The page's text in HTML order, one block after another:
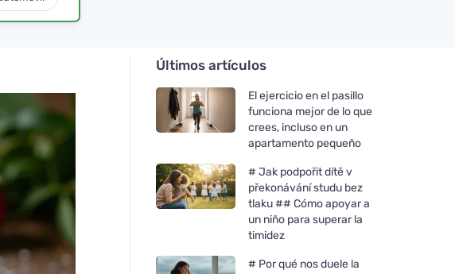
Últimos artículos
El ejercicio en el pasillo
funciona mejor de lo que
crees, incluso en un
apartamento pequeño
# Jak podpořit dítě v
překonávání studu bez
tlaku ## Cómo apoyar a
un niño para superar la
timidez
# Por qué nos duele la